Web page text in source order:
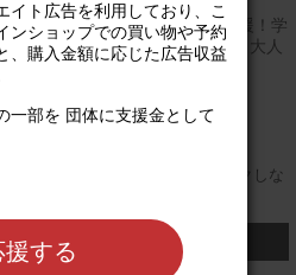
！自分らしく生きる未来を応援！学
オトナ”の力を結集し、子どもも大人
ア教育の認定ＮＰＯです。
公式サイト
行う場合は、そのたびにクリックしな
イト広告を利用しており、こ
ンショップでの買い物や予約
、購入金額に応じた広告収益
一部を 団体に支援金として
援する